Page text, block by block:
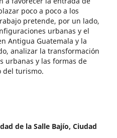
poco a poco a los
pretende, por un lado,
urbanas y el
Antigua Guatemala y la
analizar la transformación
urbanas y las formas de
del turismo.
de la Salle Bajío, Ciudad